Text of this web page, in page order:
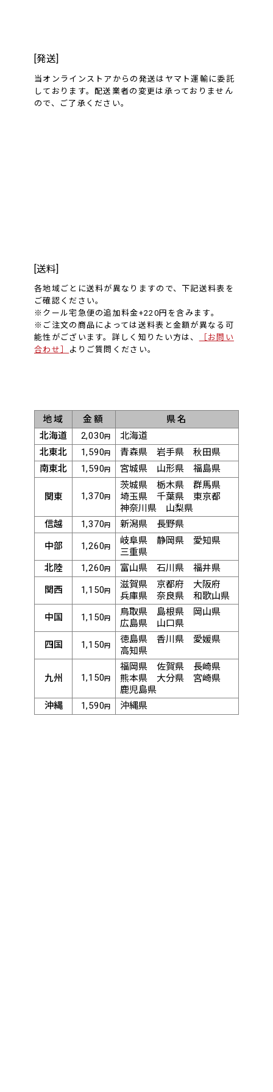
[発送]
当オンラインストアからの発送はヤマト運輸に委託
しております。配送業者の変更は承っておりません
ので、ご了承ください。
[送料]
各地域ごとに送料が異なりますので、下記送料表を
ご確認ください。
※クール宅急便の追加料金+220円を含みます。
※ご注文の商品によっては送料表と金額が異なる可
能性がございます。詳しく知りたい方は、
［お問い
合わせ］
よりご質問ください。
地域 金額
県名
北海道
2,030円
北海道
北東北
1,590円 青森県 岩手県
秋田県
南東北
1,590円 宮城県 山形県 福島県
関東 1,370円
茨城県 栃木県
群馬県
埼玉県
千葉県
東京都
神奈川県
山梨県
信越
1,370円 新潟県
長野県
中部
1,260円
岐阜県 静岡県
愛知県
三重県
北陸
1,260円 富山県 石川県
福井県
関西
1,150円
滋賀県 京都府
大阪府
兵庫県
奈良県
和歌山県
中国
1,150円
鳥取県 島根県
岡山県
広島県
山口県
四国
1,150円
徳島県 香川県
愛媛県
高知県
九州 1,150円
福岡県 佐賀県
長崎県
熊本県
大分県
宮崎県
鹿児島県
沖縄
1,590円 沖縄県